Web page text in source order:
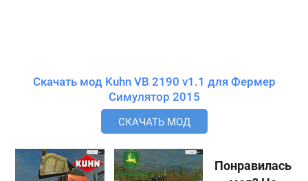
Скачать мод Kuhn VB 2190 v1.1 для Фермер
Симулятор 2015
СКАЧАТЬ МОД
Понравилась